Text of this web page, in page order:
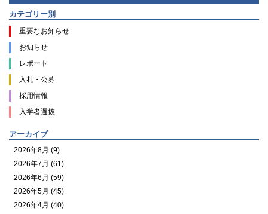
カテゴリー別
重要なお知らせ
お知らせ
レポート
入札・公募
採用情報
入学者選抜
アーカイブ
2026年8月 (9)
2026年7月 (61)
2026年6月 (59)
2026年5月 (45)
2026年4月 (40)